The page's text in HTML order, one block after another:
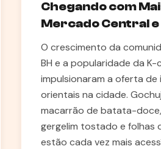
Chegando com
Mercado Central
O crescimento da
BH e a popularidade da K-
impulsionaram a oferta de
orientais na cidade.
macarrão de batata-
gergelim tostado e folhas
estão cada vez mais